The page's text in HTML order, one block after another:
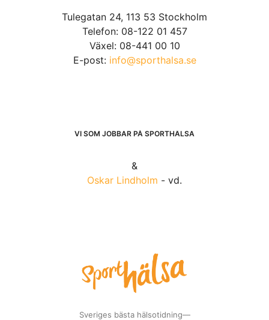
Tulegatan 24, 113 53 Stockholm
Telefon: 08-122 01 457
Växel: 08-441 00 10
E-post: info@sporthalsa.se
VI SOM JOBBAR PÅ SPORTHÄLSA
&
Oskar Lindholm - vd.
Sveriges bästa hälsotidning—